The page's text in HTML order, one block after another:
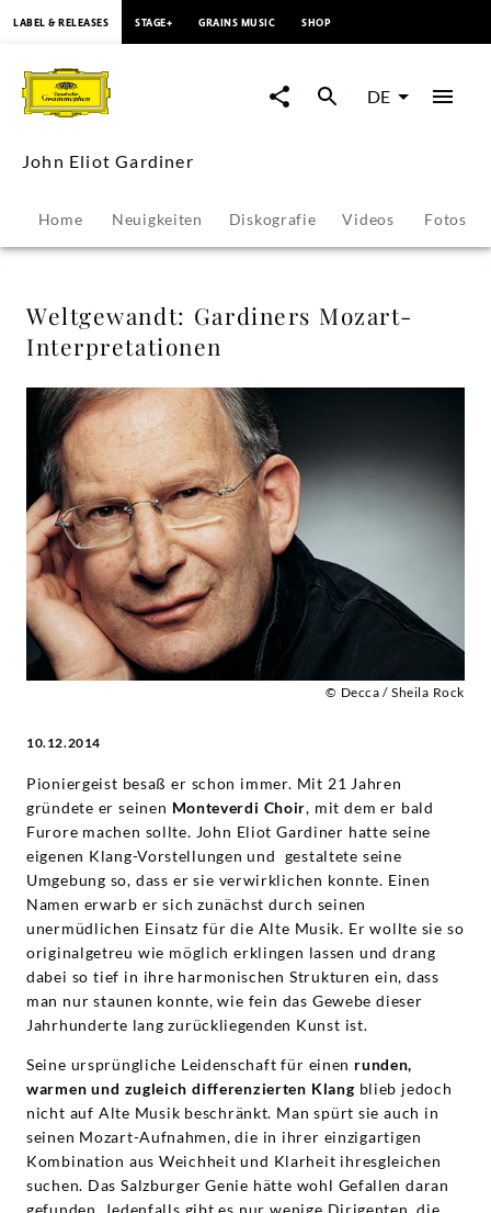
Weltgewandt:
Gardiners
Mozart-
Interpretationen
-
John
Eliot
Gardiner
Deutsche
Grammophon
LABEL & RELEASES STAGE+ GRAINS MUSIC SHOP
DE
John Eliot Gardiner
Home Neuigkeiten Diskografie Videos Fotos
Weltgewandt: Gardiners Mozart-
Interpretationen
© Decca / Sheila Rock
10.12.2014
Pioniergeist besaß er schon immer. Mit 21 Jahren
gründete er seinen Monteverdi Choir, mit dem er bald
Furore machen sollte. John Eliot Gardiner hatte seine
eigenen Klang-Vorstellungen und gestaltete seine
Umgebung so, dass er sie verwirklichen konnte. Einen
Namen erwarb er sich zunächst durch seinen
unermüdlichen Einsatz für die Alte Musik. Er wollte sie so
originalgetreu wie möglich erklingen lassen und drang
dabei so tief in ihre harmonischen Strukturen ein, dass
man nur staunen konnte, wie fein das Gewebe dieser
Jahrhunderte lang zurückliegenden Kunst ist.
Seine ursprüngliche Leidenschaft für einen runden,
warmen und zugleich differenzierten Klang blieb jedoch
nicht auf Alte Musik beschränkt. Man spürt sie auch in
seinen Mozart-Aufnahmen, die in ihrer einzigartigen
Kombination aus Weichheit und Klarheit ihresgleichen
suchen. Das Salzburger Genie hätte wohl Gefallen daran
gefunden. Jedenfalls gibt es nur wenige Dirigenten, die